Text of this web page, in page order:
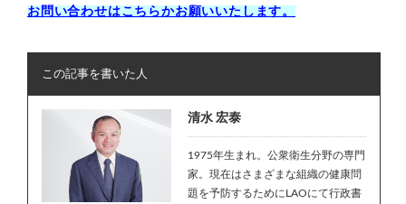
お問い合わせはこちらかお願いいたします。
この記事を書いた人
清水 宏泰
1975年生まれ。公衆衛生分野の専門
家。現在はさまざまな組織の健康問
題を予防するためにLAOにて行政書